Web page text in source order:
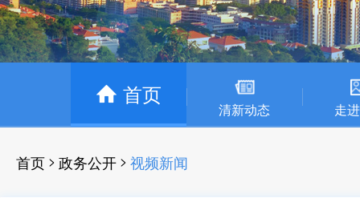
首页
清新动态 走
首页 > 政务公开 > 视频新闻